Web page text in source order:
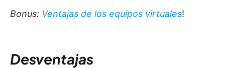
Bonus: Ventajas de los equipos virtuales!
Desventajas